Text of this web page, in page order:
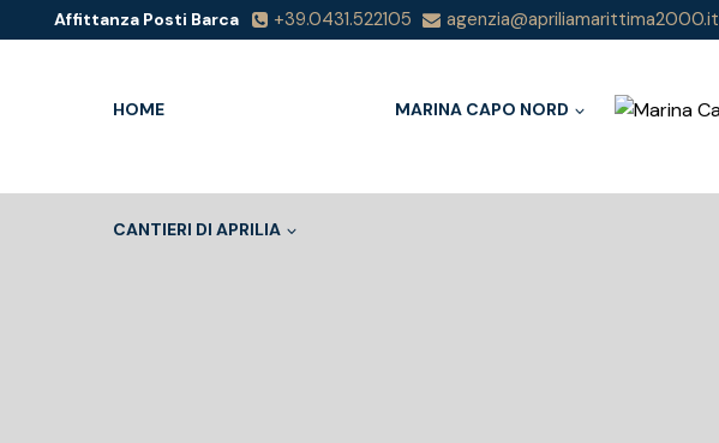
Affittanza Posti Barca +39.0431.522105 agenzia@apriliamarittima2000.it
HOME MARINA CAPO NORD
CANTIERI DI APRILIA